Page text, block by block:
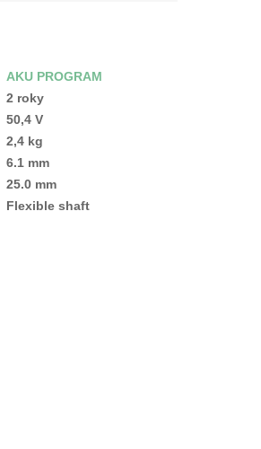
AKU PROGRAM
2 roky
50,4 V
2,4 kg
6.1 mm
25.0 mm
Flexible shaft